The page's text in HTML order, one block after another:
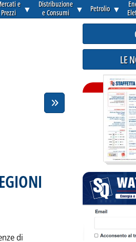
e
Prezzi
▼
Distribuzione
e Consumi
▼ Petrolio ▼
. Pubblicata sabato 29 novembre
di
LE